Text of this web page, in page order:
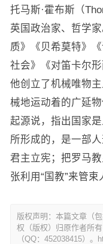
托马斯·霍布斯（
英国政治家、哲学
质》《贝希莫特》
社会》《对笛卡尔
他创立了机械唯物
械地运动着的广延
起源说，指出国家
所形成的，是一部
君主立宪；把罗马
张利用“国教”来管束
版权声明：本篇文章（
权（版权）归原作者所
（QQ：452038415）